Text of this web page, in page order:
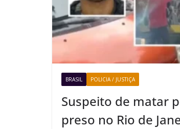
BRASIL POLICIA / JUSTIÇA
Suspeito de matar
preso no Rio de